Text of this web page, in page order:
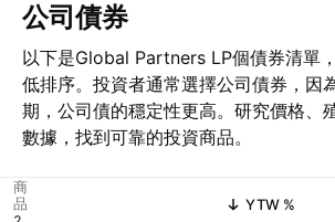
公司債券
以下是Global Partners LP個債券清單
低排序。投資者通常選擇公司債券，因
期，公司債的穩定性更高。研究價格、
數據，找到可靠的投資商品。
商
品
YTW %